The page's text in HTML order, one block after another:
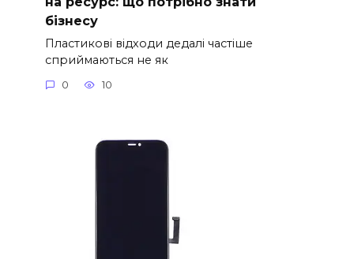
бізнесу
Пластикові відходи дедалі частіше
сприймаються не як
0 10